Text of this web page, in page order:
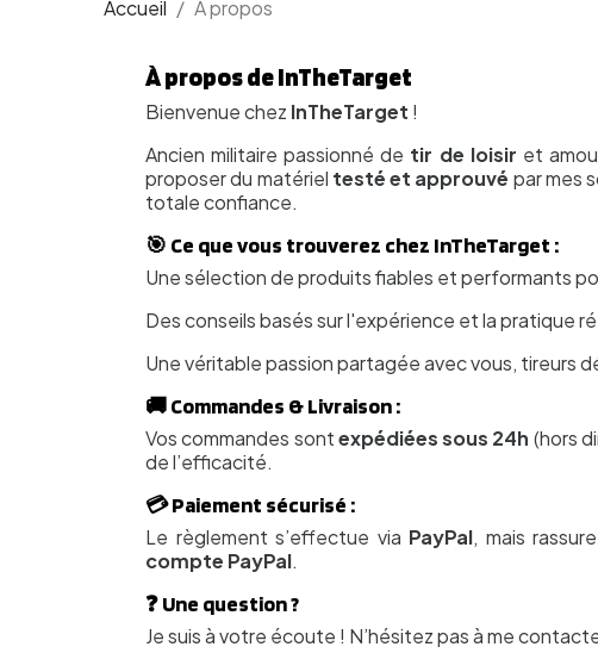
Accueil A propos
À propos de InTheTarget
Bienvenue chez InTheTarget !
Ancien militaire passionné de tir de loisir et
proposer du matériel testé et approuvé par mes
totale confiance.
🎯 Ce que vous trouverez chez InTheTarget :
Une sélection de produits fiables et performants
Des conseils basés sur l'expérience et la pratique
Une véritable passion partagée avec vous, tireurs
🚚 Commandes & Livraison :
Vos commandes sontexpédiées sous 24h (hors
de l’efficacité.
💳 Paiement sécurisé :
Le règlement s’effectue via PayPal, mais
compte PayPal.
❓ Une question ?
Je suis à votre écoute ! N’hésitez pas à me